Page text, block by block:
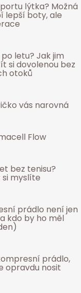
lýtka? Možná
lepší boty, ale
letu? Jak jim
si dovolenou bez
otoků
vás narovná
Flow
bez tenisu?
si myslíte
prádlo není jen
kdo by ho měl
prádlo,
opravdu nosit